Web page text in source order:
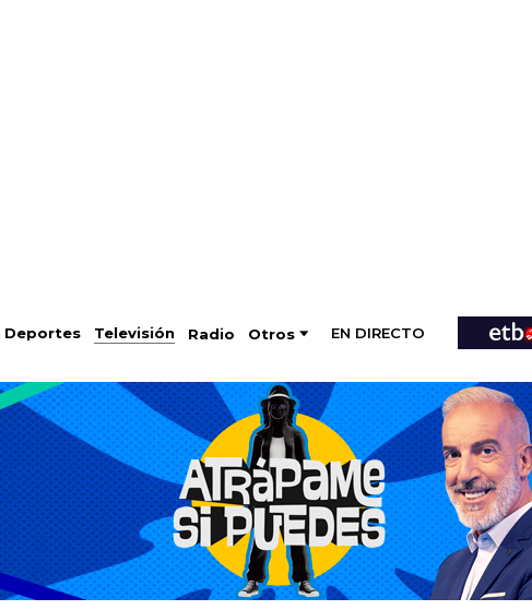
Deportes Televisión Radio Otros EN DIRECTO